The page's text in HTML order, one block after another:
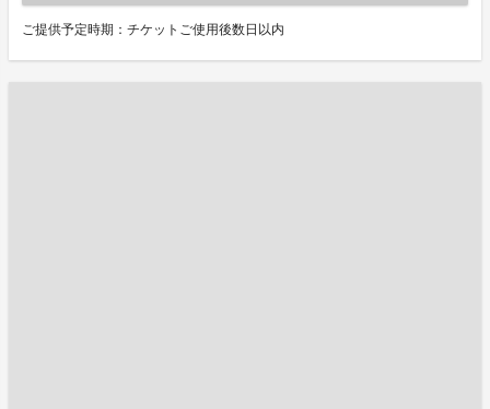
ご提供予定時期：チケットご使用後数日以内